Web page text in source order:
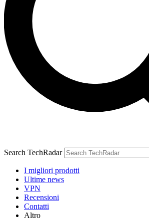
Search TechRadar
I migliori prodotti
Ultime news
VPN
Recensioni
Contatti
Altro